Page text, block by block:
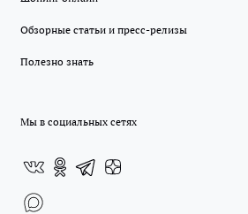
Обзорные статьи и пресс-релизы
Полезно знать
Мы в социальных сетях